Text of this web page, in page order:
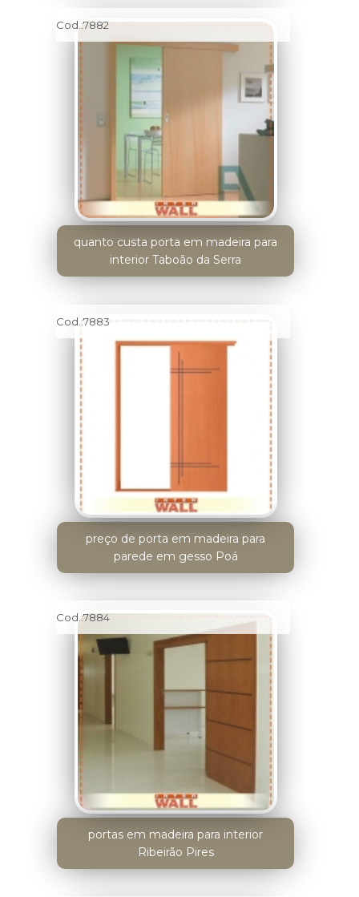
Cod.:7882
quanto custa porta em madeira para
interior Taboão da Serra
Cod.:7883
preço de porta em madeira para
parede em gesso Poá
Cod.:7884
portas em madeira para interior
Ribeirão Pires